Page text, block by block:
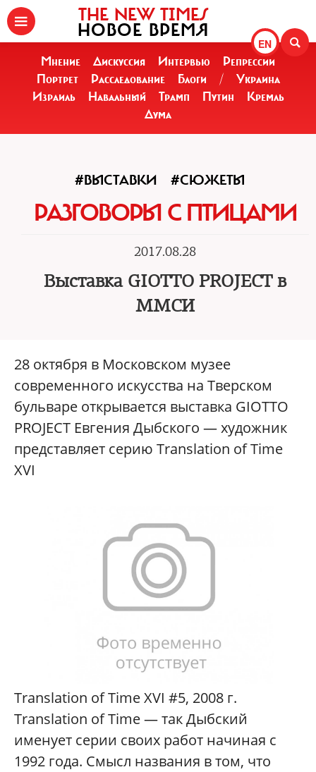
EN
THE NEW TIMES
НОВОЕ ВРЕМЯ
Мнение Дискуссия Интервью
Репрессии
Портрет
Расследование Блоги /
Украина
Израиль
Навальный Трамп Путин
Кремль
Дума
#ВЫСТАВКИ #СЮЖЕТЫ
РАЗГОВОРЫ С ПТИЦАМИ
2017.08.28
Выставка GIOTTO PROJECT в
ММСИ
28 октября в Московском музее
современного искусства на Тверском
бульваре открывается выставка GIOTTO
PROJECT Евгения Дыбского — художник
представляет серию Translation of Time
XVI
Translation of Time XVI #5, 2008 г.
Translation of Time — так Дыбский
именует серии своих работ начиная с
1992 года. Смысл названия в том, что